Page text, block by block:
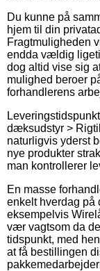
Du kunne på
hjem til din
Fragtmuligheden
endda vældig
dog altid vise sig
mulighed beroer
forhandlerens
dæksudstyr >
naturligvis yderst
nye produkter
man kontrollerer
En masse
enkelt hverdag på
eksempelvis
vær vagtsom da
tidspunkt, med
at få bestillingen